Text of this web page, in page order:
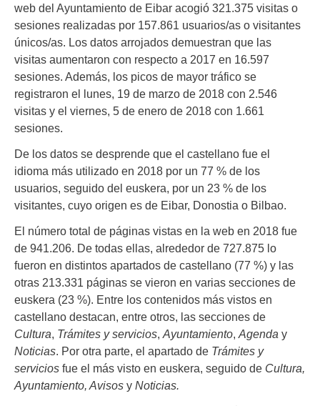
web del Ayuntamiento de Eibar acogió 321.375 visitas o
sesiones realizadas por 157.861 usuarios/as o visitantes
únicos/as. Los datos arrojados demuestran que las
visitas aumentaron con respecto a 2017 en 16.597
sesiones. Además, los picos de mayor tráfico se
registraron el lunes, 19 de marzo de 2018 con 2.546
visitas y el viernes, 5 de enero de 2018 con 1.661
sesiones.
De los datos se desprende que el castellano fue el
idioma más utilizado en 2018 por un 77 % de los
usuarios, seguido del euskera, por un 23 % de los
visitantes, cuyo origen es de Eibar, Donostia o Bilbao.
El número total de páginas vistas en la web en 2018 fue
de 941.206. De todas ellas, alrededor de 727.875 lo
fueron en distintos apartados de castellano (77 %) y las
otras 213.331 páginas se vieron en varias secciones de
euskera (23 %). Entre los contenidos más vistos en
castellano destacan, entre otros, las secciones de
Cultura, Trámites y servicios, Ayuntamiento, Agenda y
Noticias. Por otra parte, el apartado de Trámites y
servicios fue el más visto en euskera, seguido de Cultura,
Ayuntamiento, Avisos y Noticias.